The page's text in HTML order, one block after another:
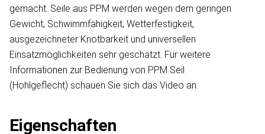
gemacht. Seile aus PPM werden wegen dem geringen
Gewicht, Schwimmfähigkeit, Wetterfestigkeit,
ausgezeichneter Knotbarkeit und universellen
Einsatzmöglichkeiten sehr geschätzt. Für weitere
Informationen zur Bedienung von PPM Seil
(Hohlgeflecht) schauen Sie sich das Video an.
Eigenschaften